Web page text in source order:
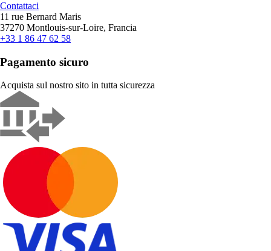
Contattaci
11 rue Bernard Maris
37270 Montlouis-sur-Loire, Francia
+33 1 86 47 62 58
Pagamento sicuro
Acquista sul nostro sito in tutta sicurezza